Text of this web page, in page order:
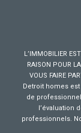
L’IMMOBILIER
RAISON POUR
VOUS FAIRE
Detroit homes
de
l’évaluation
professionnels.